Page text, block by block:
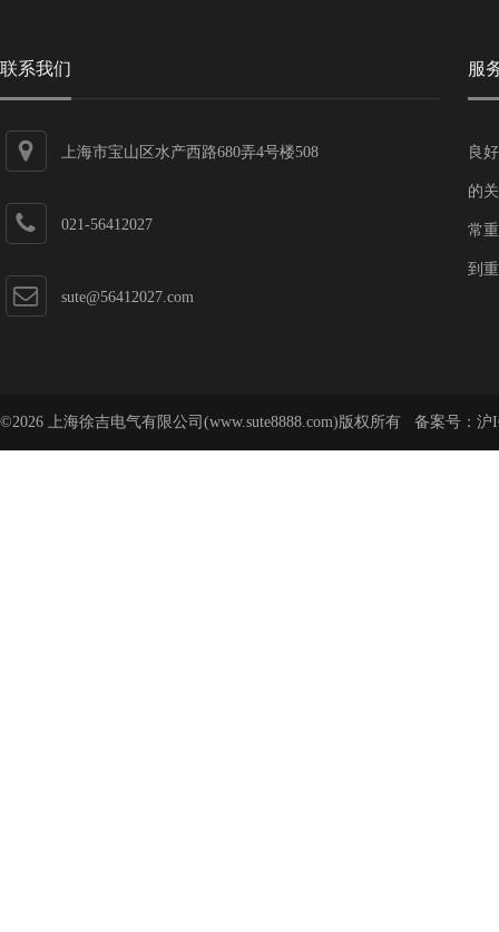
联系我们
上海市宝山区水产西路680弄4号楼508
021-56412027
sute@56412027.com
服
良
的
常
到
©2026 上海徐吉电气有限公司(www.sute8888.com)版权所有 备案号： 沪